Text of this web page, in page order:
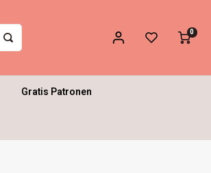
0
Gratis Patronen